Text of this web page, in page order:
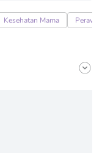
Kesehatan Mama